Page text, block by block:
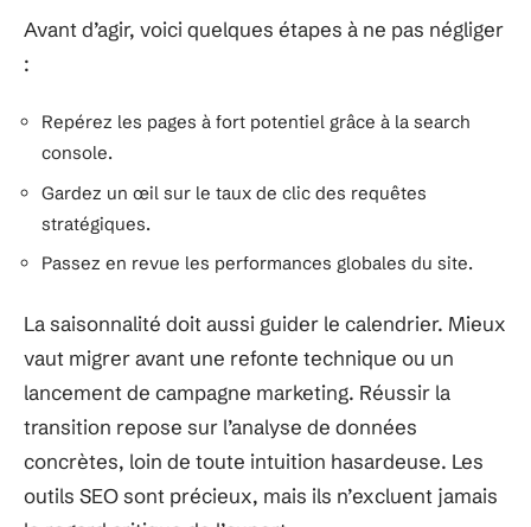
Avant d’agir, voici quelques étapes à ne pas négliger
:
Repérez les pages à fort potentiel grâce à la search
console.
Gardez un œil sur le taux de clic des requêtes
stratégiques.
Passez en revue les performances globales du site.
La saisonnalité doit aussi guider le calendrier. Mieux
vaut migrer avant une refonte technique ou un
lancement de campagne marketing. Réussir la
transition repose sur l’analyse de données
concrètes, loin de toute intuition hasardeuse. Les
outils SEO sont précieux, mais ils n’excluent jamais